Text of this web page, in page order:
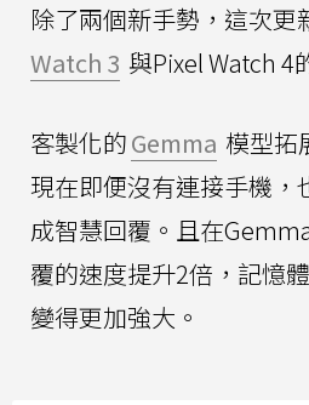
除了兩個新手勢，這次更
Watch 3 與Pixel Watch 4
客製化的Gemma 模型拓
現在即便沒有連接手機，
成智慧回覆。且在
覆的速度提升2倍，記憶
變得更加強大。